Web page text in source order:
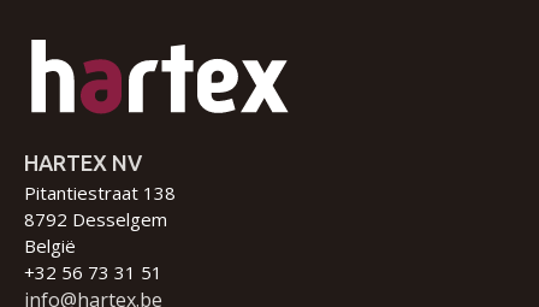
HARTEX NV
Pitantiestraat 138
8792 Desselgem
België
+32 56 73 31 51
info@hartex.be